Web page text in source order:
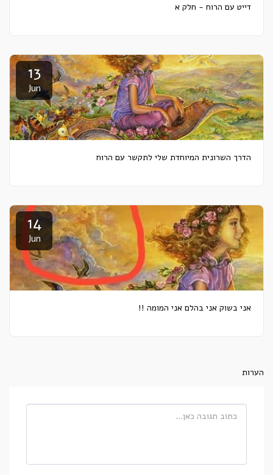
דייט עם הרוח - חלק א
13
Jun
הדרך השרונית המיוחדת שלי לתקשר עם הרוח
14
Jun
אני בשוק אני בהלם אני המומה !!
הערות